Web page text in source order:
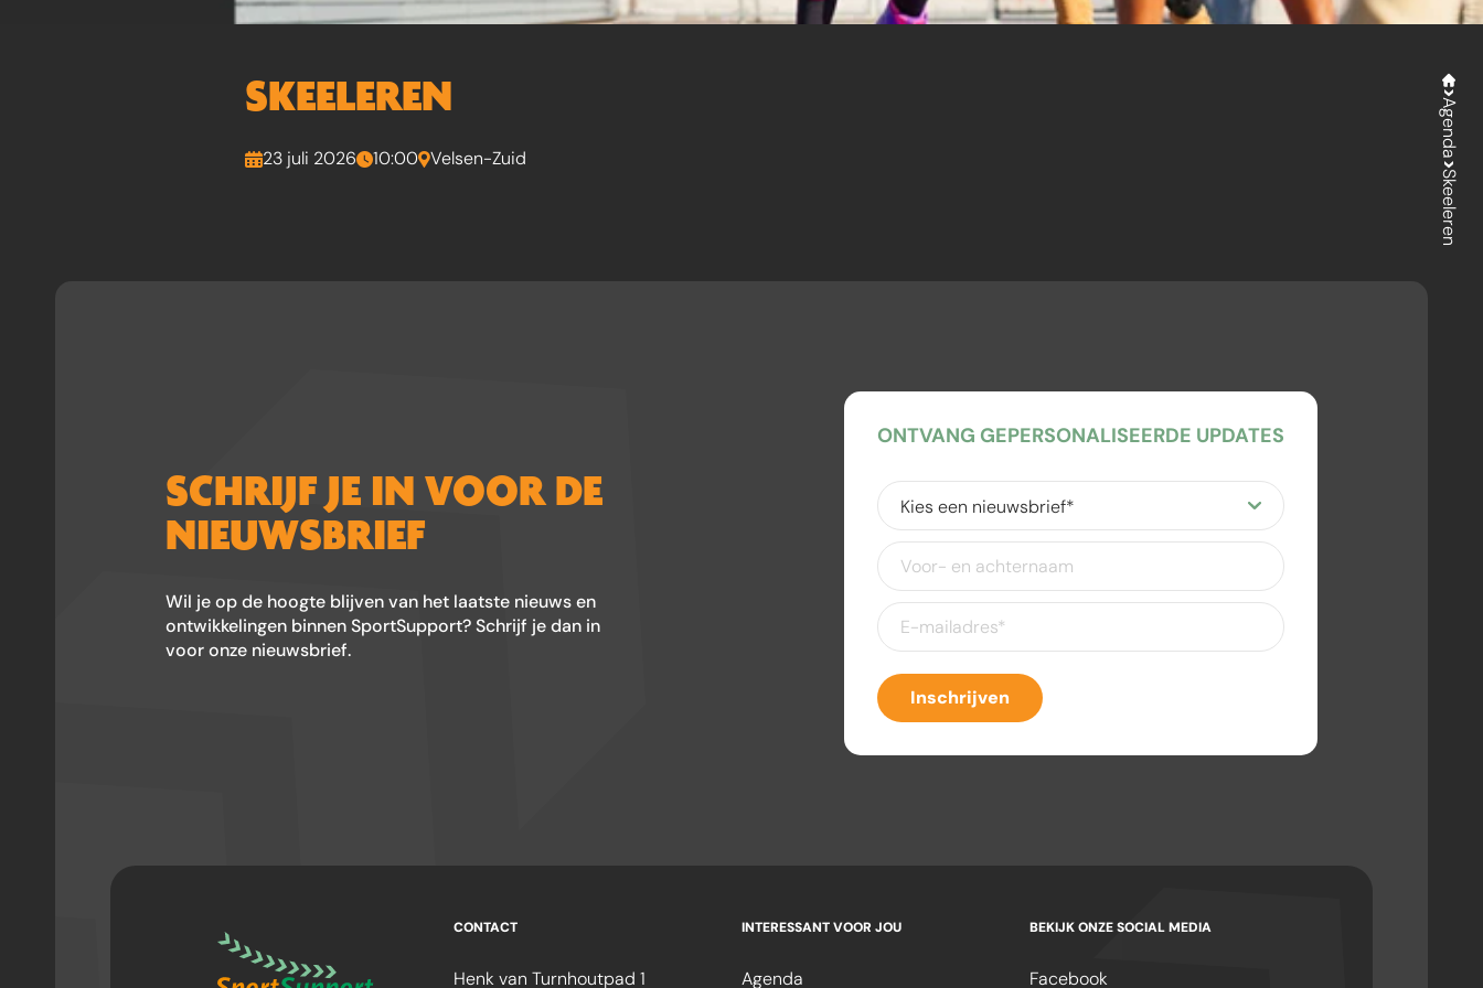
Agenda
Skeeleren
SKEELEREN
23 juli 2026 10:00 Velsen-Zuid
SCHRIJF JE IN VOOR DE
NIEUWSBRIEF
Wil je op de hoogte blijven van het laatste nieuws en
ontwikkelingen binnen SportSupport? Schrijf je dan in
voor onze nieuwsbrief.
ONTVANG GEPERSONALISEERDE UPDATES
Kies
een
nieuwsbrief(Vereist)
Voor-
en
achternaam
E-
mailadres(Vereist)
Inschrijven
CONTACT
Henk van Turnhoutpad 1
INTERESSANT VOOR JOU
Agenda
BEKIJK ONZE SOCIAL MEDIA
Facebook